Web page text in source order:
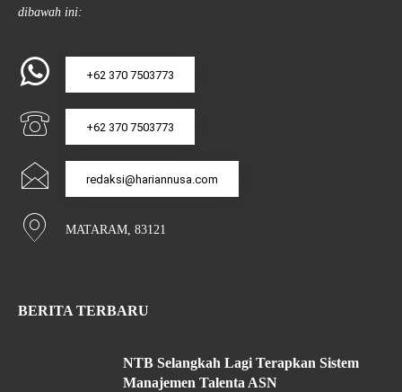
dibawah ini:
+62 370 7503773
+62 370 7503773
redaksi@hariannusa.com
MATARAM, 83121
BERITA TERBARU
NTB Selangkah Lagi Terapkan Sistem
Manajemen Talenta ASN